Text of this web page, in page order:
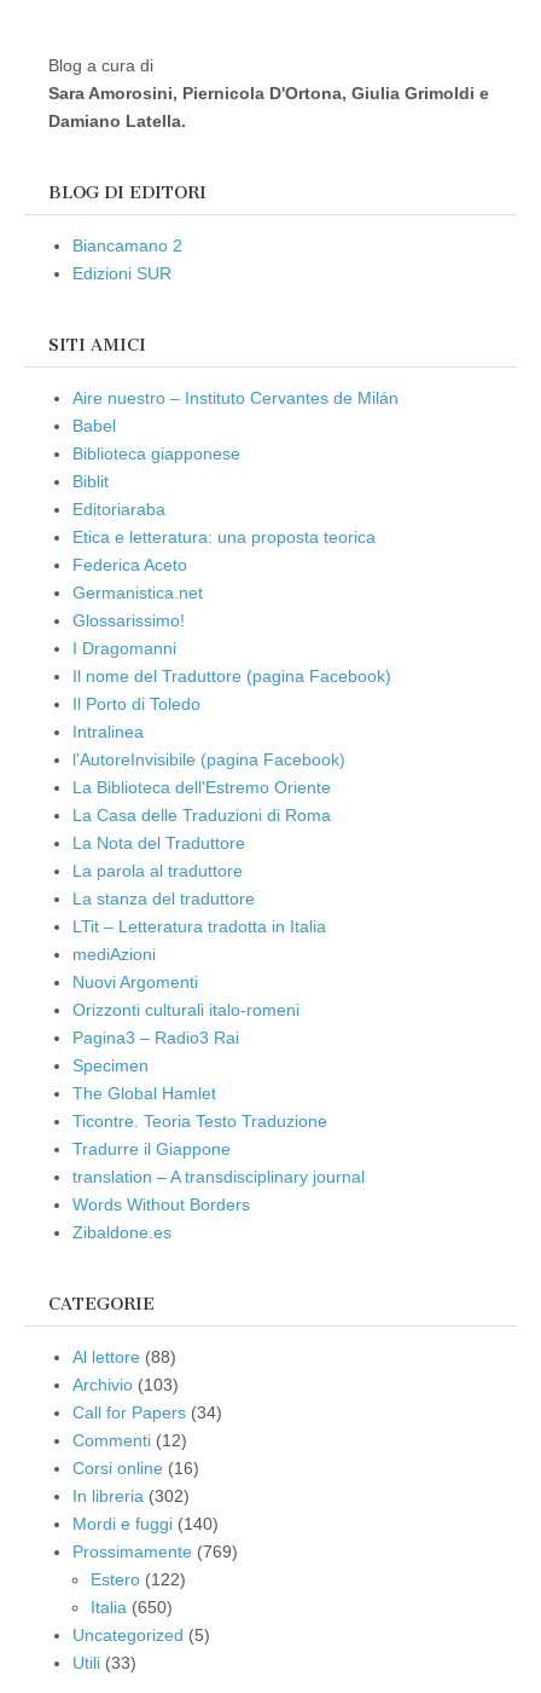
Blog a cura di
Sara Amorosini, Piernicola D'Ortona, Giulia Grimoldi e
Damiano Latella.
BLOG DI EDITORI
Biancamano 2
Edizioni SUR
SITI AMICI
Aire nuestro – Instituto Cervantes de Milán
Babel
Biblioteca giapponese
Biblit
Editoriaraba
Etica e letteratura: una proposta teorica
Federica Aceto
Germanistica.net
Glossarissimo!
I Dragomanni
Il nome del Traduttore (pagina Facebook)
Il Porto di Toledo
Intralinea
l'AutoreInvisibile (pagina Facebook)
La Biblioteca dell'Estremo Oriente
La Casa delle Traduzioni di Roma
La Nota del Traduttore
La parola al traduttore
La stanza del traduttore
LTit – Letteratura tradotta in Italia
mediAzioni
Nuovi Argomenti
Orizzonti culturali italo-romeni
Pagina3 – Radio3 Rai
Specimen
The Global Hamlet
Ticontre. Teoria Testo Traduzione
Tradurre il Giappone
translation – A transdisciplinary journal
Words Without Borders
Zibaldone.es
CATEGORIE
Al lettore (88)
Archivio (103)
Call for Papers (34)
Commenti (12)
Corsi online (16)
In libreria (302)
Mordi e fuggi (140)
Prossimamente (769)
Estero (122)
Italia (650)
Uncategorized (5)
Utili (33)